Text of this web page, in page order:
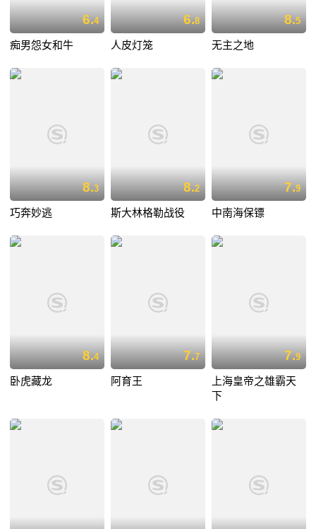
6.4
痴男怨女和牛
6.8
人皮灯笼
8.5
无主之地
8.3
巧奔妙逃
8.2
斯大林格勒战役
7.9
中南海保镖
8.4
卧虎藏龙
7.7
阿育王
7.9
上海皇帝之雄霸天
下